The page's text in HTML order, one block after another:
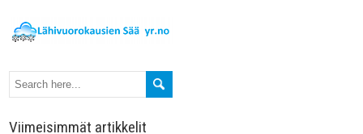
Viimeisimmät artikkelit